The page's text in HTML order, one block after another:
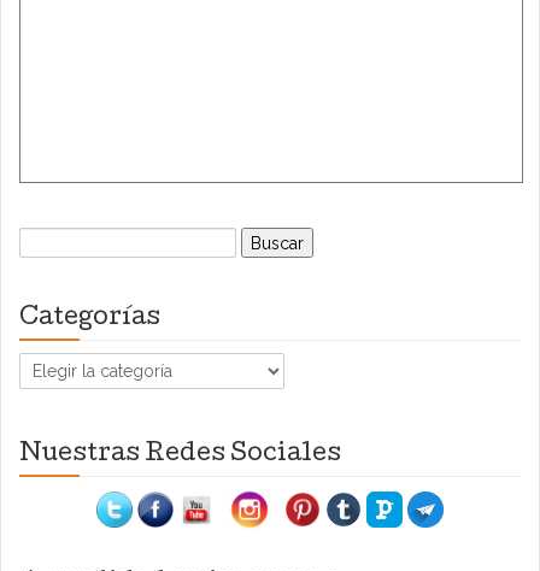
Buscar:
Categorías
Categorías
Nuestras Redes Sociales